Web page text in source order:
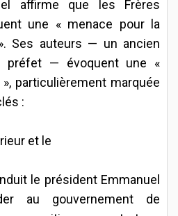
affirme que les Frères
une « menace pour la
Ses auteurs — un ancien
préfet — évoquent une «
particulièrement marquée
:
et le
le président Emmanuel
au gouvernement de